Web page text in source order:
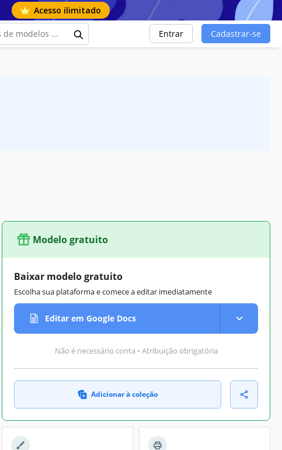
Acesso ilimitado
Entrar Cadastrar-se
Modelo gratuito
Baixar modelo gratuito
Escolha sua plataforma e comece a editar imediatamente
Editar em Google Docs
Não é necessário conta • Atribuição obrigatória
Adicionar à coleção